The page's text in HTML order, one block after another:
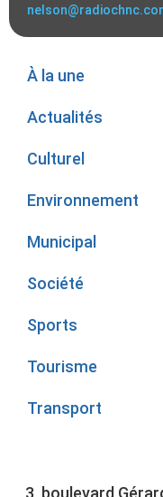
À la une
Actualités
Culturel
Environnement
Municipal
Société
Sports
Tourisme
Transport